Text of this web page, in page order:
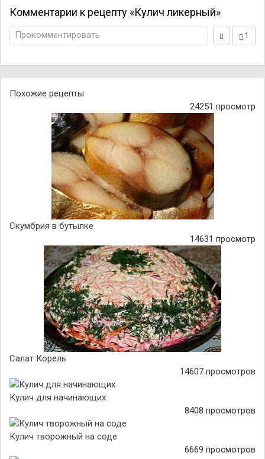
Комментарии к рецепту «Кулич ликерный»
1
Прокомментировать
Похожие рецепты
24251 просмотр
Скумбрия в бутылке
14631 просмотр
Салат Корель
14607 просмотров
Кулич для начинающих
8408 просмотров
Кулич творожный на соде
6669 просмотров